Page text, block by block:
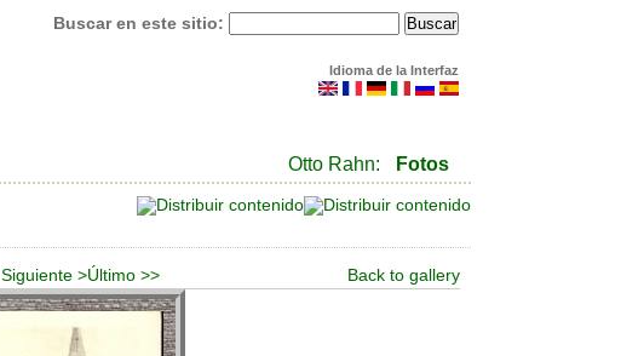
Buscar en este sitio:
Idioma de la Interfaz
Otto Rahn: Fotos
Siguiente >Último >> Back to gallery